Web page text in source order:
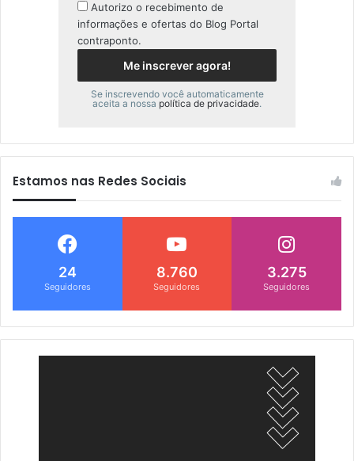
Autorizo o recebimento de
informações e ofertas do Blog Portal
contraponto.
Se inscrevendo você automaticamente
aceita a nossa política de privacidade.
Estamos nas Redes Sociais
24
Seguidores
8.760
Seguidores
3.275
Seguidores